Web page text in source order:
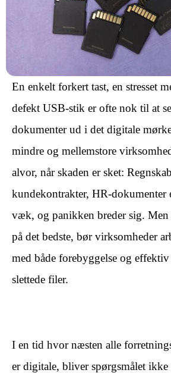
En enkelt forkert tast, en stresset
defekt USB-stik er ofte nok til at
dokumenter ud i det digitale
mindre og mellemstore
alvor, når skaden er sket:
kundekontrakter, HR-dokumenter
væk, og panikken breder sig. Men
på det bedste, bør virksomheder
med både forebyggelse og effektiv
slettede filer.
I en tid hvor næsten alle
er digitale, bliver spørgsmålet